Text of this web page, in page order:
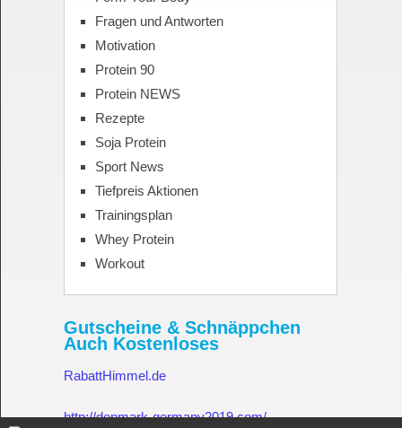
Fragen und Antworten
Motivation
Protein 90
Protein NEWS
Rezepte
Soja Protein
Sport News
Tiefpreis Aktionen
Trainingsplan
Whey Protein
Workout
Gutscheine & Schnäppchen
Auch Kostenloses
RabattHimmel.de
http://denmark-germany2019.com/